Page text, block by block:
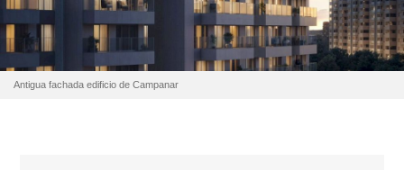
Antigua fachada edificio de Campanar